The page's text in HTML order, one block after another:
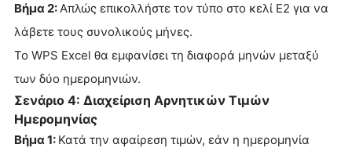
Βήμα 2:Απλώς επικολλήστε τον τύπο στο κελί E2 για να
λάβετε τους συνολικούς μήνες.
Το WPS Excel θα εμφανίσει τη διαφορά μηνών μεταξύ
των δύο ημερομηνιών.
Σενάριο 4: Διαχείριση Αρνητικών Τιμών
Ημερομηνίας
Βήμα 1: Κατά την αφαίρεση τιμών, εάν η ημερομηνία